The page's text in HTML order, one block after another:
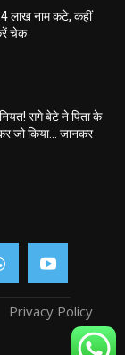
लाख नाम कटे, कहीं
चेक
सगे बेटे ने पिता के
जो किया… जानकर
Privacy Policy